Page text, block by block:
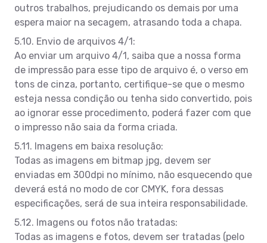
outros trabalhos, prejudicando os demais por uma
espera maior na secagem, atrasando toda a chapa.
5.10. Envio de arquivos 4/1:
Ao enviar um arquivo 4/1, saiba que a nossa forma
de impressão para esse tipo de arquivo é, o verso em
tons de cinza, portanto, certifique-se que o mesmo
esteja nessa condição ou tenha sido convertido, pois
ao ignorar esse procedimento, poderá fazer com que
o impresso não saia da forma criada.
5.11. Imagens em baixa resolução:
Todas as imagens em bitmap jpg, devem ser
enviadas em 300dpi no mínimo, não esquecendo que
deverá está no modo de cor CMYK, fora dessas
especificações, será de sua inteira responsabilidade.
5.12. Imagens ou fotos não tratadas:
Todas as imagens e fotos, devem ser tratadas (pelo